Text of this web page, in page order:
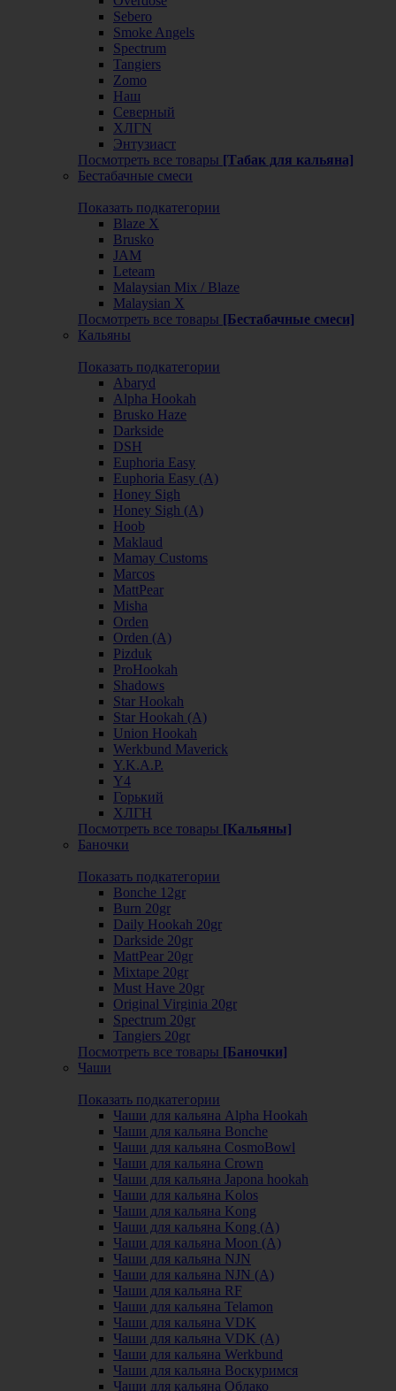
Sebero
Smoke Angels
Spectrum
Tangiers
Zomo
Наш
Северный
ХЛГN
Энтузиаст
Посмотреть все товары [Табак для кальяна]
Бестабачные смеси
Показать подкатегории
Blaze X
Brusko
JAM
Leteam
Malaysian Mix / Blaze
Malaysian X
Посмотреть все товары [Бестабачные смеси]
Кальяны
Показать подкатегории
Abaryd
Alpha Hookah
Brusko Haze
Darkside
DSH
Euphoria Easy
Euphoria Easy (А)
Honey Sigh
Honey Sigh (А)
Hoob
Maklaud
Mamay Customs
Marcos
MattPear
Misha
Orden
Orden (А)
Pizduk
ProHookah
Shadows
Star Hookah
Star Hookah (А)
Union Hookah
Werkbund Maverick
Y.K.A.P.
Y4
Горький
ХЛГН
Посмотреть все товары [Кальяны]
Баночки
Показать подкатегории
Bonche 12gr
Burn 20gr
Daily Hookah 20gr
Darkside 20gr
MattPear 20gr
Mixtape 20gr
Must Have 20gr
Original Virginia 20gr
Spectrum 20gr
Tangiers 20gr
Посмотреть все товары [Баночки]
Чаши
Показать подкатегории
Чаши для кальяна Alpha Hookah
Чаши для кальяна Bonche
Чаши для кальяна CosmoBowl
Чаши для кальяна Crown
Чаши для кальяна Japona hookah
Чаши для кальяна Kolos
Чаши для кальяна Kong
Чаши для кальяна Kong (A)
Чаши для кальяна Moon (А)
Чаши для кальяна NJN
Чаши для кальяна NJN (А)
Чаши для кальяна RF
Чаши для кальяна Telamon
Чаши для кальяна VDK
Чаши для кальяна VDK (А)
Чаши для кальяна Werkbund
Чаши для кальяна Воскуримся
Чаши для кальяна Облако